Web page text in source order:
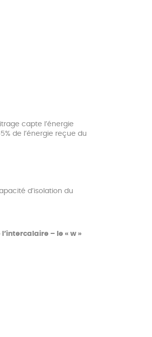
capte l’énergie
de l’énergie reçue du
d’isolation du
– le « w »